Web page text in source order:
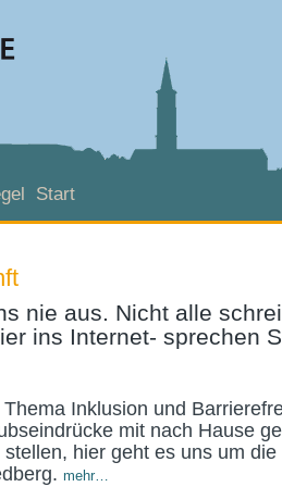
Start
nie aus. Nicht alle
ins Internet- sprechen
Inklusion und
mit nach Hause
hier geht es uns um
mehr…